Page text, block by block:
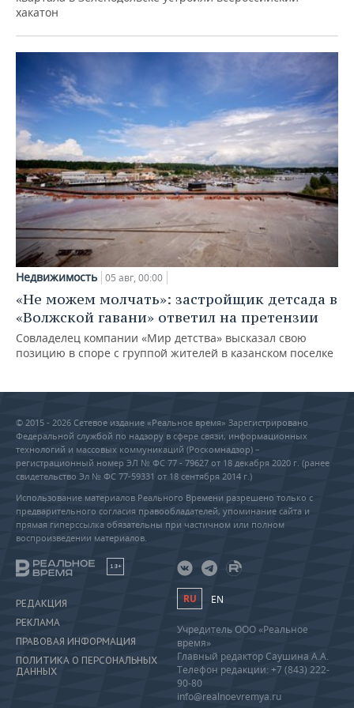
хакатон
Недвижимость 05 авг, 00:00
«Не можем молчать»: застройщик детсада в
«Волжской гавани» ответил на претензии
Совладелец компании «Мир детства» высказал свою
позицию в споре с группой жителей в казанском поселке
© 2015 - 2026 Сетевое издание «Реальное время» Зарегистрировано
Федеральной службой по надзору в сфере связи, информационных
технологий и массовых коммуникаций (Роскомнадзор) –
регистрационный номер ЭЛ № ФС 77 - 79627 от 18 декабря 2020 г. (ранее
свидетельство Эл № ФС 77-59331 от 18 сентября 2014 г.)
Использование материалов Реального Времени разрешено только с
предварительного согласия правообладателей, упоминание сайта и
прямая гиперссылка обязательны при частичном или полном
воспроизведении материалов.
18+
РЕДАКЦИЯ
РЕКЛАМА
ПРАВОВАЯ ИНФОРМАЦИЯ
ПОЛИТИКА О ПЕРСОНАЛЬНЫХ
ДАННЫХ
RU EN
Учредитель ООО «Реальное
время»
Главный редактор Саушина А.А.
Телефон редакции: +7 (843) 222-
90-80
info@realnoevremya.ru